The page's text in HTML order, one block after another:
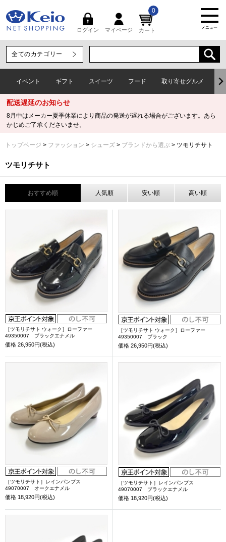
ログイン マイページ カート
0
メニュー
イベント ギフト スイーツ フード 取り寄せグルメ
配送遅延のお知らせ
8月中はメーカー夏季休業により商品の発送が遅れる場合がございます。あら
かじめご了承くださいませ。
トップページ ファッション シューズ ブランドから選ぶ ツモリチサト
ツモリチサト
おすすめ順 人気順 安い順 高い順
［ツモリチサト ウォーク］ローファー
49350007 ブラックエナメル
価格 26,950円(税込)
［ツモリチサト ウォーク］ローファー
49350007 ブラック
価格 26,950円(税込)
［ツモリチサト］レインパンプス
49070007 オークエナメル
価格 18,920円(税込)
［ツモリチサト］レインパンプス
49070007 ブラックエナメル
価格 18,920円(税込)